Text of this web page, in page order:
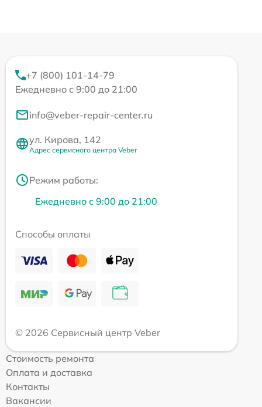
+7 (800) 101-14-79
Ежедневно с 9:00 до 21:00
info@veber-repair-center.ru
ул. Кирова, 142
Адрес сервисного центра Veber
Режим работы:
Ежедневно с 9:00 до 21:00
Способы оплаты
© 2026 Сервисный центр Veber
Стоимость ремонта
Оплата и доставка
Контакты
Вакансии